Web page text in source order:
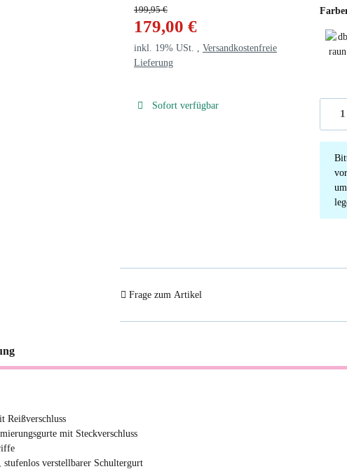
199,95 €
179,00 €
inkl. 19% USt. , Versandkostenfreie
Lieferung
Sofort verfügbar
x
Frage zum Artikel
Reißverschluss
mit Steckverschluss
stufenlos verstellbarer Schultergurt